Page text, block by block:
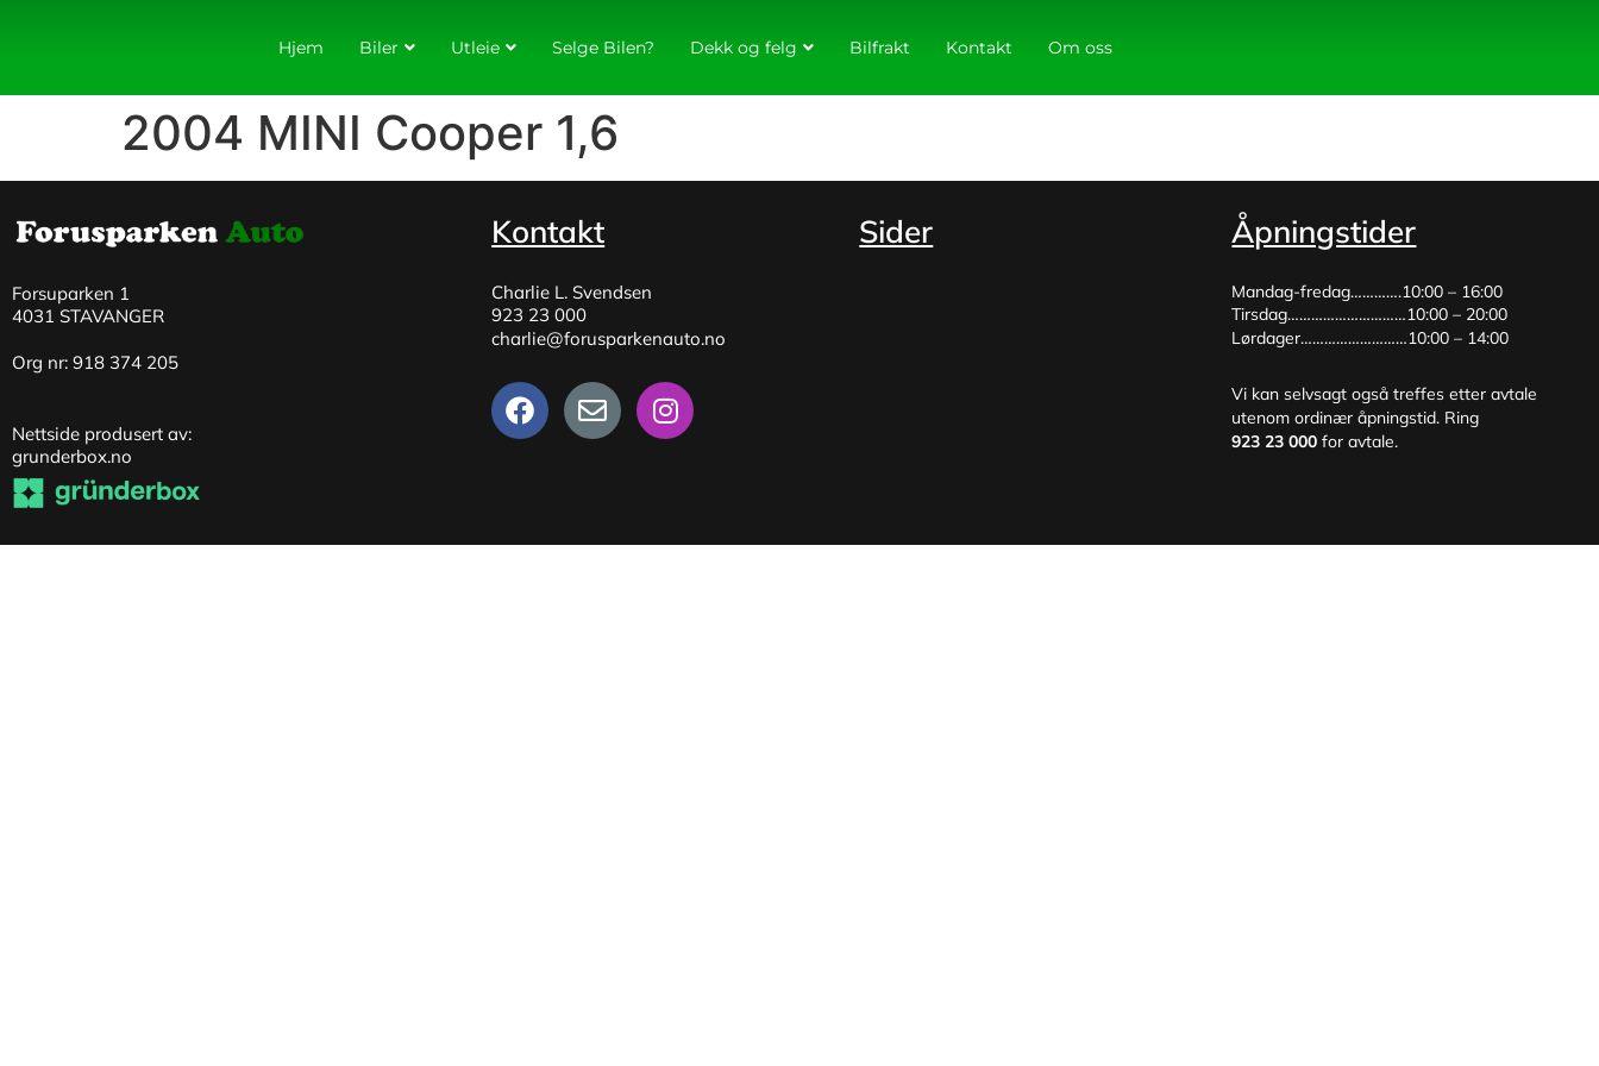
Hjem Biler Utleie Selge Bilen? Dekk og felg Bilfrakt Kontakt Om oss
2004 MINI Cooper 1,6
Forsuparken 1
4031 STAVANGER
Org nr: 918 374 205
Nettside produsert av:
grunderbox.no
Kontakt
Charlie L. Svendsen
923 23 000
charlie@forusparkenauto.no
Sider Åpningstider
Mandag-fredag………….10:00 – 16:00
Tirsdag…………………………10:00 – 20:00
Lørdager………………………10:00 – 14:00
Vi kan selvsagt også treffes etter avtale
utenom ordinær åpningstid. Ring
923 23 000 for avtale.